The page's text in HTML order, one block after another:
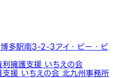
多駅南3-2-3アイ・ビー・ビ
擁護支援 いちえの会
援 いちえの会 北九州事務所